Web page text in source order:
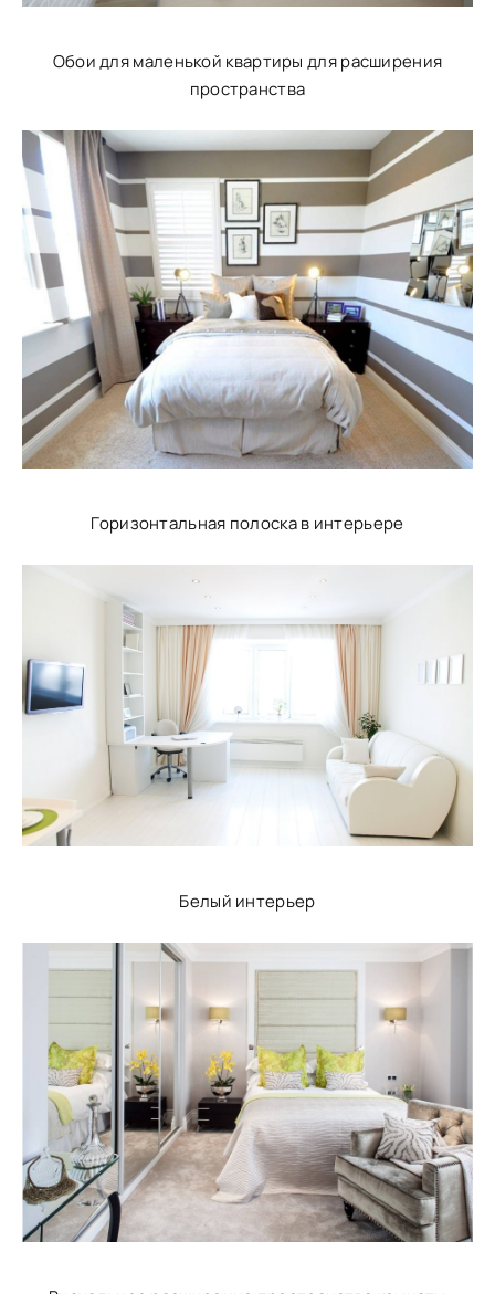
Обои для маленькой квартиры для расширения
пространства
Горизонтальная полоска в интерьере
Белый интерьер